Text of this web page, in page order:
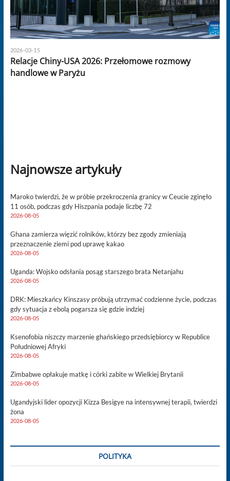
2026-03-15
Relacje Chiny-USA 2026: Przełomowe rozmowy
handlowe w Paryżu
Najnowsze artykuły
Maroko twierdzi, że w próbie przekroczenia granicy w Ceucie zginęło
11 osób, podczas gdy Hiszpania podaje liczbę 72
2026-08-05
Ghana zamierza więzić rolników, którzy bez zgody zmieniają
przeznaczenie ziemi pod uprawę kakao
2026-08-05
Uganda: Wojsko odsłania posąg starszego brata Netanjahu
2026-08-05
DRK: Mieszkańcy Kinszasy próbują utrzymać codzienne życie, podczas
gdy sytuacja z ebolą pogarsza się gdzie indziej
2026-08-05
Ksenofobia niszczy marzenie ghańskiego przedsiębiorcy w Republice
Południowej Afryki
2026-08-05
Zimbabwe opłakuje matkę i córki zabite w Wielkiej Brytanii
2026-08-05
Ugandyjski lider opozycji Kizza Besigye na intensywnej terapii, twierdzi
żona
2026-08-05
POLITYKA